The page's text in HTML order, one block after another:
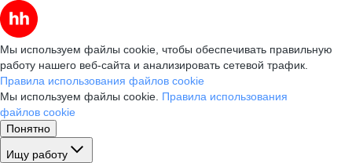
Мы используем файлы cookie, чтобы обеспечивать правильную
работу нашего веб-сайта и анализировать сетевой трафик.
Правила использования файлов cookie
Мы используем файлы cookie. Правила использования
файлов cookie
Понятно
Ищу работу